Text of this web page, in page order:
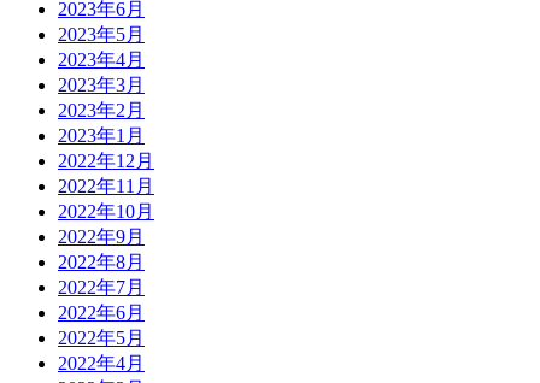
2023年6月
2023年5月
2023年4月
2023年3月
2023年2月
2023年1月
2022年12月
2022年11月
2022年10月
2022年9月
2022年8月
2022年7月
2022年6月
2022年5月
2022年4月